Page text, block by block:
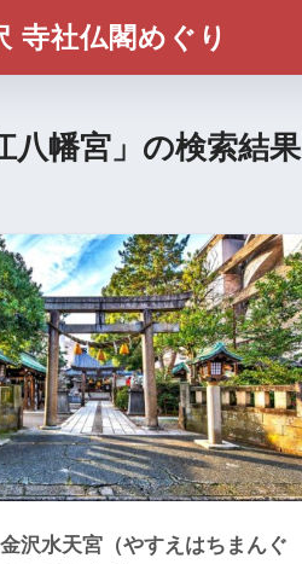
寺社仏閣めぐり
八幡宮」の検索結果
沢水天宮（やすえはちまんぐ